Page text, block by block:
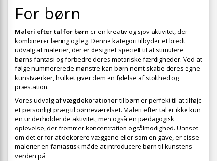
For børn
Maleri efter tal for børn er en kreativ og sjov aktivitet, der
kombinerer læring og leg. Denne kategori tilbyder et bredt
udvalg af malerier, der er designet specielt til at stimulere
børns fantasi og forbedre deres motoriske færdigheder. Ved at
følge nummererede mønstre kan børn nemt skabe deres egne
kunstværker, hvilket giver dem en følelse af stolthed og
præstation.
Vores udvalg afvægdekorationertil børn er perfekt til at tilføje
et personligt præg til børneværelset. Maleri efter tal er ikke kun
en underholdende aktivitet, men også en pædagogisk
oplevelse, der fremmer koncentration og tålmodighed. Uanset
om det er for at dekorere væggene eller som en gave, er disse
malerier en fantastisk måde at introducere børn til kunstens
verden på.